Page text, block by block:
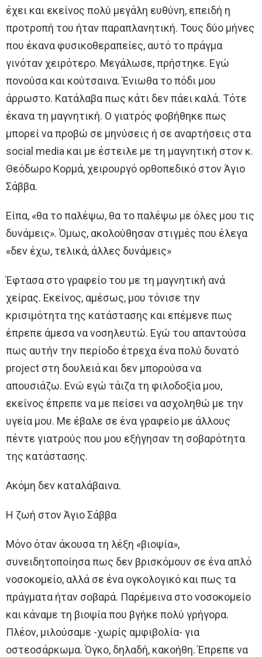
έχει και εκείνος πολύ μεγάλη ευθύνη, επειδή η
προτροπή του ήταν παραπλανητική. Τους δύο μήνες
που έκανα φυσικοθεραπείες, αυτό το πράγμα
γινόταν χειρότερο. Μεγάλωσε, πρήστηκε. Εγώ
πονούσα και κούτσαινα. Ένιωθα το πόδι μου
άρρωστο. Κατάλαβα πως κάτι δεν πάει καλά. Τότε
έκανα τη μαγνητική. Ο γιατρός φοβήθηκε πως
μπορεί να προβώ σε μηνύσεις ή σε αναρτήσεις στα
social media και με έστειλε με τη μαγνητική στον κ.
Θεόδωρο Κορμά, χειρουργό ορθοπεδικό στον Άγιο
Σάββα.
Είπα, «θα το παλέψω, θα το παλέψω με όλες μου τις
δυνάμεις». Όμως, ακολούθησαν στιγμές που έλεγα
«δεν έχω, τελικά, άλλες δυνάμεις»
Έφτασα στο γραφείο του με τη μαγνητική ανά
χείρας. Εκείνος, αμέσως, μου τόνισε την
κρισιμότητα της κατάστασης και επέμενε πως
έπρεπε άμεσα να νοσηλευτώ. Εγώ του απαντούσα
πως αυτήν την περίοδο έτρεχα ένα πολύ δυνατό
project στη δουλειά και δεν μπορούσα να
απουσιάζω. Ενώ εγώ τάιζα τη φιλοδοξία μου,
εκείνος έπρεπε να με πείσει να ασχοληθώ με την
υγεία μου. Με έβαλε σε ένα γραφείο με άλλους
πέντε γιατρούς που μου εξήγησαν τη σοβαρότητα
της κατάστασης.
Ακόμη δεν καταλάβαινα.
Η ζωή στον Άγιο Σάββα
Μόνο όταν άκουσα τη λέξη «βιοψία»,
συνειδητοποίησα πως δεν βρισκόμουν σε ένα απλό
νοσοκομείο, αλλά σε ένα ογκολογικό και πως τα
πράγματα ήταν σοβαρά. Παρέμεινα στο νοσοκομείο
και κάναμε τη βιοψία που βγήκε πολύ γρήγορα.
Πλέον, μιλούσαμε -χωρίς αμφιβολία- για
οστεοσάρκωμα. Όγκο, δηλαδή, κακοήθη. Έπρεπε να